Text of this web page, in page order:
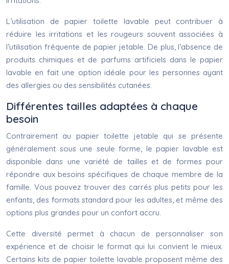
L’utilisation de papier toilette lavable peut contribuer à
réduire les irritations et les rougeurs souvent associées à
l’utilisation fréquente de papier jetable. De plus, l’absence de
produits chimiques et de parfums artificiels dans le papier
lavable en fait une option idéale pour les personnes ayant
des allergies ou des sensibilités cutanées.
Différentes tailles adaptées à chaque
besoin
Contrairement au papier toilette jetable qui se présente
généralement sous une seule forme, le papier lavable est
disponible dans une variété de tailles et de formes pour
répondre aux besoins spécifiques de chaque membre de la
famille. Vous pouvez trouver des carrés plus petits pour les
enfants, des formats standard pour les adultes, et même des
options plus grandes pour un confort accru.
Cette diversité permet à chacun de personnaliser son
expérience et de choisir le format qui lui convient le mieux.
Certains kits de papier toilette lavable proposent même des